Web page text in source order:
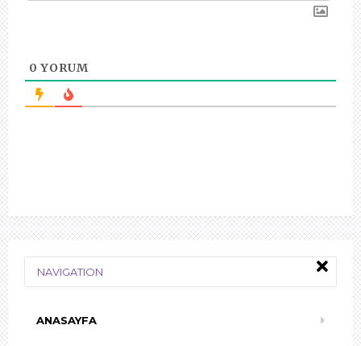
0 YORUM
NAVIGATION
ANASAYFA